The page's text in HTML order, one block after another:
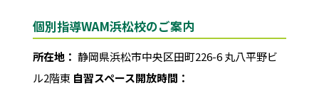
個別指導WAM浜松校のご案内
所在地： 静岡県浜松市中央区田町226-6 丸八平野ビ
ル2階東 自習スペース開放時間：